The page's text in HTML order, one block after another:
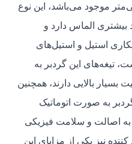
سایزهای ۱۶ تا ۱۳۰ میلی‌متر موجود می‌باشد، این نوع
بیشتری الماس دارد و
استیل و استیل‌های
است، تیغه‌های این گردبر به
بالایی دارند، همچنین
به صورت اتوماتیک
به اصالت و سلامت فیزیکی
نیز یکی از مزایای این